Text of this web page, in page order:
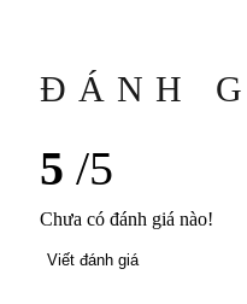
ĐÁNH
5 /5
Chưa có đánh giá nào!
Viết đánh giá